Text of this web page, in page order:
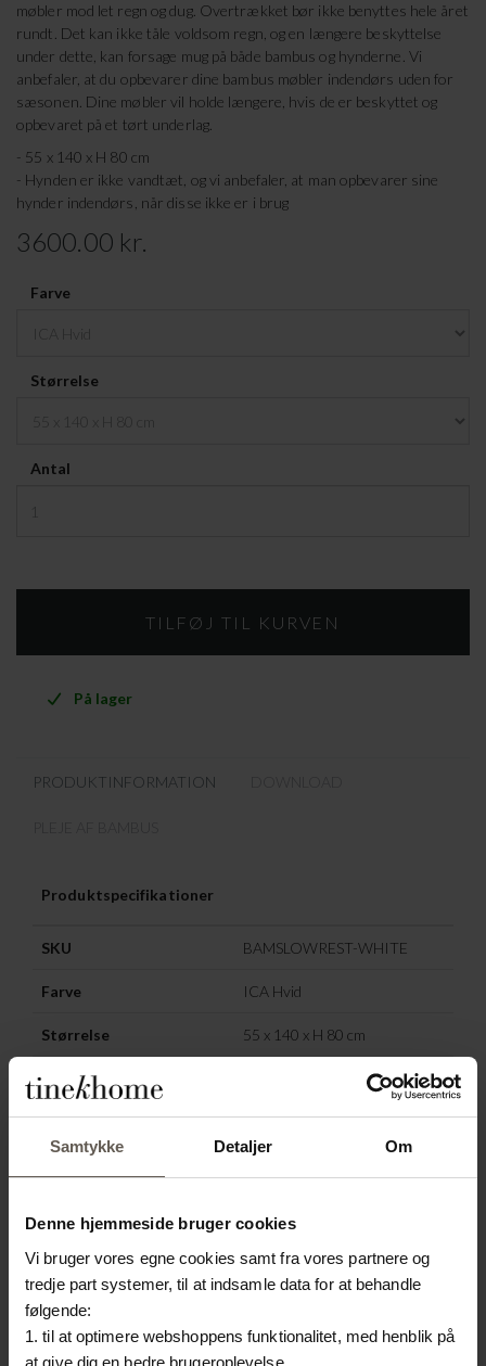
Samtykke Detaljer Om
Denne hjemmeside bruger cookies
Vi bruger vores egne cookies samt fra vores partnere og
tredje part systemer, til at indsamle data for at behandle
følgende:
1. til at optimere webshoppens funktionalitet, med henblik på
at give dig en bedre brugeroplevelse.
møbler mod let regn og dug. Overtrækket bør ikke benyttes hele året
rundt. Det kan ikke tåle voldsom regn, og en længere beskyttelse
under dette, kan forsage mug på både bambus og hynderne. Vi
anbefaler, at du opbevarer dine bambus møbler indendørs uden for
sæsonen. Dine møbler vil holde længere, hvis de er beskyttet og
opbevaret på et tørt underlag.
- 55 x 140 x H 80 cm
- Hynden er ikke vandtæt, og vi anbefaler, at man opbevarer sine
hynder indendørs, når disse ikke er i brug
3600.00 kr.
Farve
Størrelse
Antal
På lager
PRODUKTINFORMATION
Produktspecifikationer
SKU BAMSLOWREST-WHITE
Farve ICA Hvid
Størrelse 55 x 140 x H 80 cm
Materiale
Vaskeanvisning Rens
ANDRE HAR OGSÅ
VALGT: